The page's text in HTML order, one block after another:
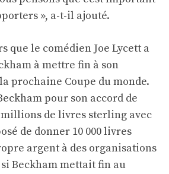
», a-t-il ajouté.
que le comédien Joe Lycett a
à mettre fin à son
prochaine Coupe du monde.
pour son accord de
de livres sterling avec
de donner 10 000 livres
argent à des organisations
Beckham mettait fin au